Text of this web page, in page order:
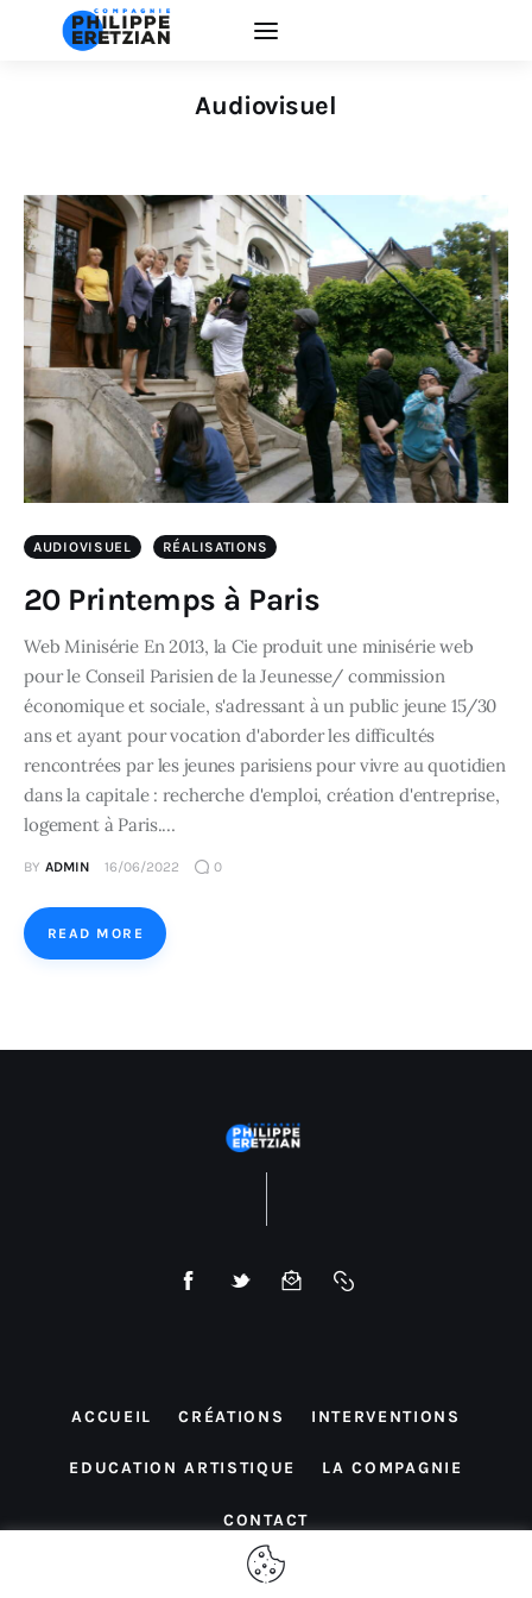
Actualité
Créations
Interventions
EDUCATION ARTISTIQUE
La Compagnie
Contacts
Audiovisuel
AUDIOVISUEL RÉALISATIONS
20 Printemps à Paris
Web Minisérie En 2013, la Cie produit une minisérie web
pour le Conseil Parisien de la Jeunesse/ commission
économique et sociale, s'adressant à un public jeune 15/30
ans et ayant pour vocation d'aborder les difficultés
rencontrées par les jeunes parisiens pour vivre au quotidien
dans la capitale : recherche d'emploi, création d'entreprise,
logement à Paris.…
BY ADMIN 16/06/2022 0
READ MORE
ACCUEIL CRÉATIONS INTERVENTIONS
EDUCATION ARTISTIQUE LA COMPAGNIE
CONTACT